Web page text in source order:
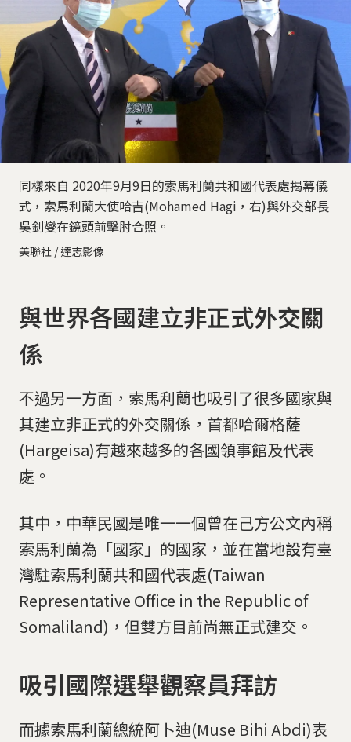
同樣來自 2020年9月9日的索馬利蘭共和國代表處揭幕儀
式，索馬利蘭大使哈吉(Mohamed Hagi，右)與外交部長
吳釗燮在鏡頭前擊肘合照。
美聯社 / 達志影像
與世界各國建立非正式外交關
係
不過另一方面，索馬利蘭也吸引了很多國家與
其建立非正式的外交關係，首都哈爾格薩
(Hargeisa)有越來越多的各國領事館及代表
處。
其中，中華民國是唯一一個曾在己方公文內稱
索馬利蘭為「國家」的國家，並在當地設有臺
灣駐索馬利蘭共和國代表處(Taiwan
Representative Office in the Republic of
Somaliland)，但雙方目前尚無正式建交。
吸引國際選舉觀察員拜訪
而據索馬利蘭總統阿卜迪(Muse Bihi Abdi)表